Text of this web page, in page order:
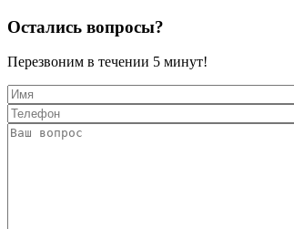
Остались вопросы?
Перезвоним в течении 5 минут!